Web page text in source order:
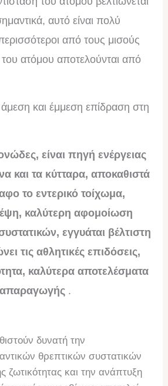
αυτό είναι πολύ
από τους μισούς
ατόμου αποτελούνται από
άμεση και έμμεση επίδραση στη
είναι πηγή ενέργειας
και τα κύτταρα, αποκαθιστά
το εντερικό τοίχωμα,
καλύτερη αφομοίωση
εγγυάται βέλτιστη
τις αθλητικές επιδόσεις,
καλύτερα αποτελέσματα
.
δυνατή την
θρεπτικών συστατικών
ζωτικότητας και την ανάπτυξη